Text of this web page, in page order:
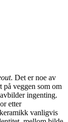
. Det er noe av
på veggen som om
ingenting.
etter
vanligvis